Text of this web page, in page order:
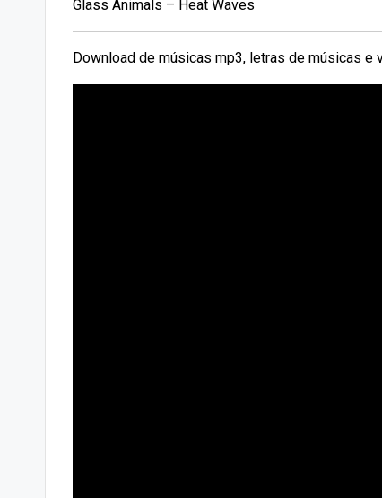
Glass Animals – Heat Waves
Download de músicas mp3, letras de músicas e